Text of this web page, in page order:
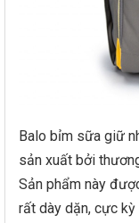
Balo bỉm sữa giữ
sản xuất bởi
Sản phẩm này
rất dày dặn, cực kỳ